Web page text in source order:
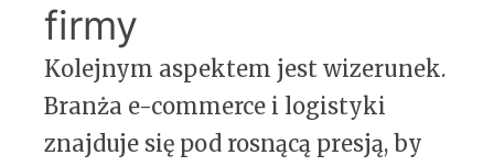
firmy
Kolejnym aspektem jest wizerunek.
Branża e-commerce i logistyki
znajduje się pod rosnącą presją, by